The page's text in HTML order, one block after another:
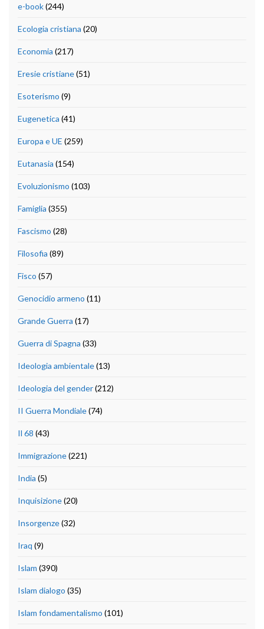
e-book(244)
Ecologia cristiana (20)
Economia (217)
Eresie cristiane(51)
Esoterismo (9)
Eugenetica (41)
Europa e UE (259)
Eutanasia (154)
Evoluzionismo (103)
Famiglia (355)
Fascismo (28)
Filosofia (89)
Fisco (57)
Genocidio armeno (11)
Grande Guerra (17)
Guerra di Spagna (33)
Ideologia ambientale(13)
Ideologia del gender(212)
II Guerra Mondiale(74)
Il 68 (43)
Immigrazione(221)
India (5)
Inquisizione(20)
Insorgenze(32)
Iraq (9)
Islam (390)
Islam dialogo (35)
Islam fondamentalismo (101)